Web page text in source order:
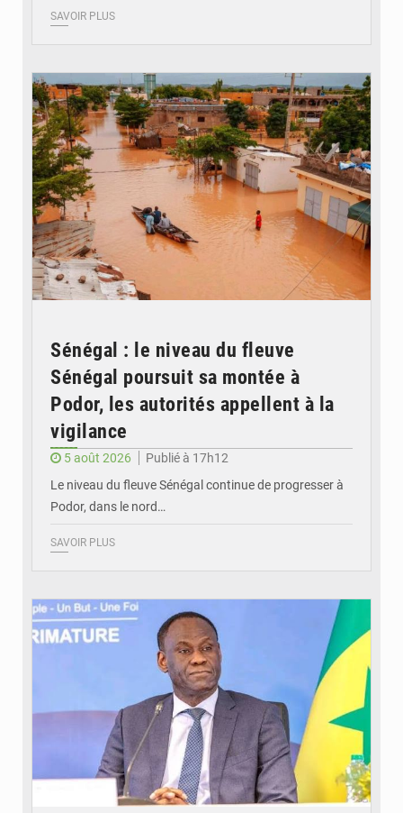
SAVOIR PLUS
Sénégal : le niveau du fleuve
Sénégal poursuit sa montée à
Podor, les autorités appellent à la
vigilance
5 août 2026
Publié à 17h12
Le niveau du fleuve Sénégal continue de progresser à
Podor, dans le nord…
SAVOIR PLUS